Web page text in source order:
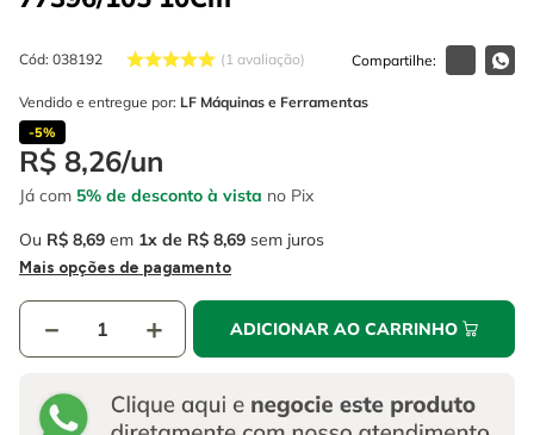
Cód: 038192 1 avaliação
Vendido e entregue por: LF Máquinas e Ferramentas
-5%
R$ 8,26/un
Já com 5% de desconto à vista no Pix
Ou R$ 8,69 em 1 R$ 8,69 sem juros
Mais opções de pagamento
＋
－ ADICIONAR AO CARRINHO
6º serra copo
7º luva
8º fio
9 º lavadora alta pressão
10º alicate
º escada
º serra circular
º serra copo
º luva
º fio
º lavadora alta pressão